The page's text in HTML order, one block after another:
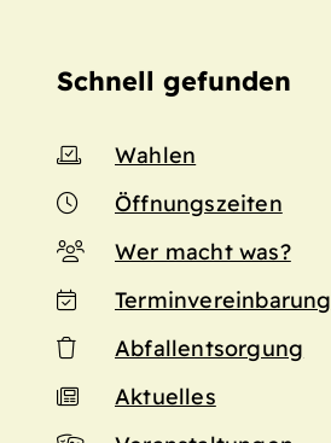
Schnell gefunden
Wahlen
Öffnungszeiten
Wer macht was?
Terminvereinbarung
Abfallentsorgung
Aktuelles